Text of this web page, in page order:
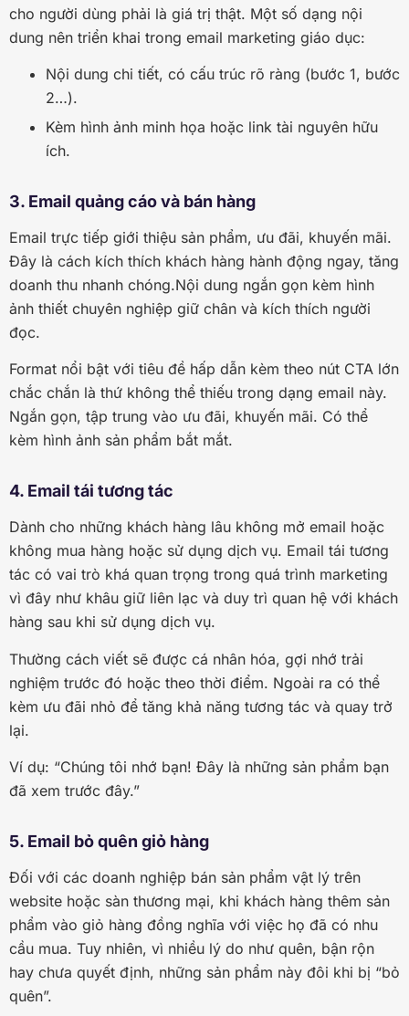
cho người dùng phải là giá trị thật. Một số dạng nội
dung nên triển khai trong email marketing giáo dục:
Nội dung chi tiết, có cấu trúc rõ ràng (bước 1, bước
2…).
Kèm hình ảnh minh họa hoặc link tài nguyên hữu
ích.
3. Email quảng cáo và bán hàng
Email trực tiếp giới thiệu sản phẩm, ưu đãi, khuyến mãi.
Đây là cách kích thích khách hàng hành động ngay, tăng
doanh thu nhanh chóng.Nội dung ngắn gọn kèm hình
ảnh thiết chuyên nghiệp giữ chân và kích thích người
đọc.
Format nổi bật với tiêu đề hấp dẫn kèm theo nút CTA lớn
chắc chắn là thứ không thể thiếu trong dạng email này.
Ngắn gọn, tập trung vào ưu đãi, khuyến mãi. Có thể
kèm hình ảnh sản phẩm bắt mắt.
4. Email tái tương tác
Dành cho những khách hàng lâu không mở email hoặc
không mua hàng hoặc sử dụng dịch vụ. Email tái tương
tác có vai trò khá quan trọng trong quá trình marketing
vì đây như khâu giữ liên lạc và duy trì quan hệ với khách
hàng sau khi sử dụng dịch vụ.
Thường cách viết sẽ được cá nhân hóa, gợi nhớ trải
nghiệm trước đó hoặc theo thời điểm. Ngoài ra có thể
kèm ưu đãi nhỏ để tăng khả năng tương tác và quay trở
lại.
Ví dụ: “Chúng tôi nhớ bạn! Đây là những sản phẩm bạn
đã xem trước đây.”
5. Email bỏ quên giỏ hàng
Đối với các doanh nghiệp bán sản phẩm vật lý trên
website hoặc sàn thương mại, khi khách hàng thêm sản
phẩm vào giỏ hàng đồng nghĩa với việc họ đã có nhu
cầu mua. Tuy nhiên, vì nhiều lý do như quên, bận rộn
hay chưa quyết định, những sản phẩm này đôi khi bị “bỏ
quên”.